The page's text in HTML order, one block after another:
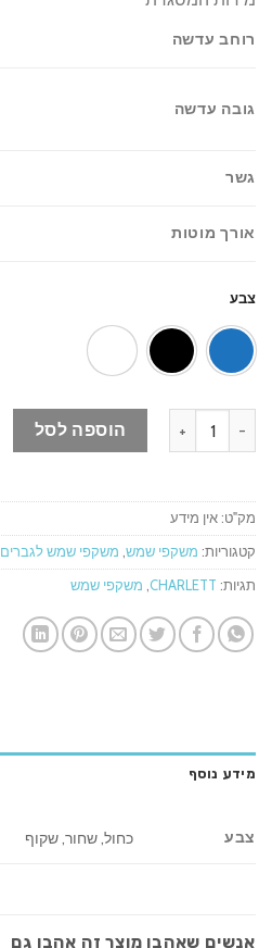
רוחב עדשה
גובה עדשה
גשר
אורך מוטות
צבע
הוספה לסל
מק"ט: אין מידע
קטגוריות: משקפי שמש משקפי שמש לגברים
תגיות: CHARLETT משקפי שמש
מידע נוסף
צבע כחול, שחור, שקוף
אנשים שאהבו מוצר זה אהבו גם